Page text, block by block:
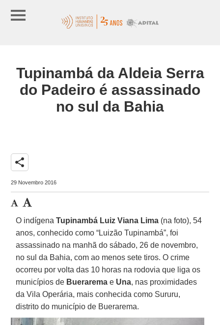
Tupinambá da Aldeia Serra
do Padeiro é assassinado
no sul da Bahia
share
29 Novembro 2016
O indígenaTupinambá Luiz Viana Lima (na foto), 54
anos, conhecido como “Luizão Tupinambá”, foi
assassinado na manhã do sábado, 26 de novembro,
no sul da Bahia, com ao menos sete tiros. O crime
ocorreu por volta das 10 horas na rodovia que liga os
municípios de Buerarema e Una, nas proximidades
da Vila Operária, mais conhecida como Sururu,
distrito do município de Buerarema.